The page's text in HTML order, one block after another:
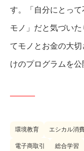
す。「自分にとっ
モノ」だと気づい
てモノとお金の大
けのプログラムを公
環境教育 エシカル消
電子商取引 総合学習